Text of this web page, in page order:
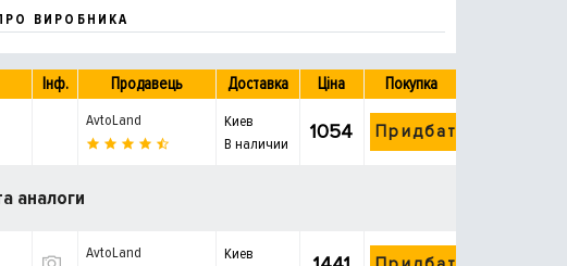
ВИРОБНИКА
Інф. Продавець Доставка Ціна Покупка
AvtoLand
Киев
В наличии
1054 Придбати
аналоги
AvtoLand
Киев